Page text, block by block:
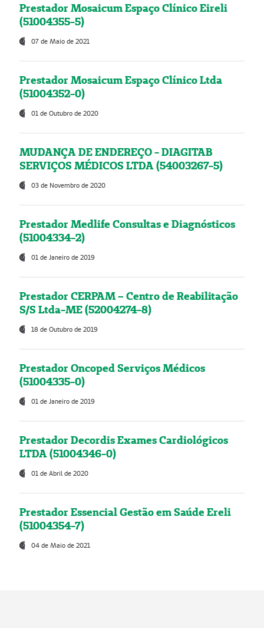
Prestador Mosaicum Espaço Clínico Eireli
(51004355-5)
07 de Maio de 2021
Prestador Mosaicum Espaço Clínico Ltda
(51004352-0)
01 de Outubro de 2020
MUDANÇA DE ENDEREÇO - DIAGITAB
SERVIÇOS MÉDICOS LTDA (54003267-5)
03 de Novembro de 2020
Prestador Medlife Consultas e Diagnósticos
(51004334-2)
01 de Janeiro de 2019
Prestador CERPAM – Centro de Reabilitação
S/S Ltda-ME (52004274-8)
18 de Outubro de 2019
Prestador Oncoped Serviços Médicos
(51004335-0)
01 de Janeiro de 2019
Prestador Decordis Exames Cardiológicos
LTDA (51004346-0)
01 de Abril de 2020
Prestador Essencial Gestão em Saúde Ereli
(51004354-7)
04 de Maio de 2021